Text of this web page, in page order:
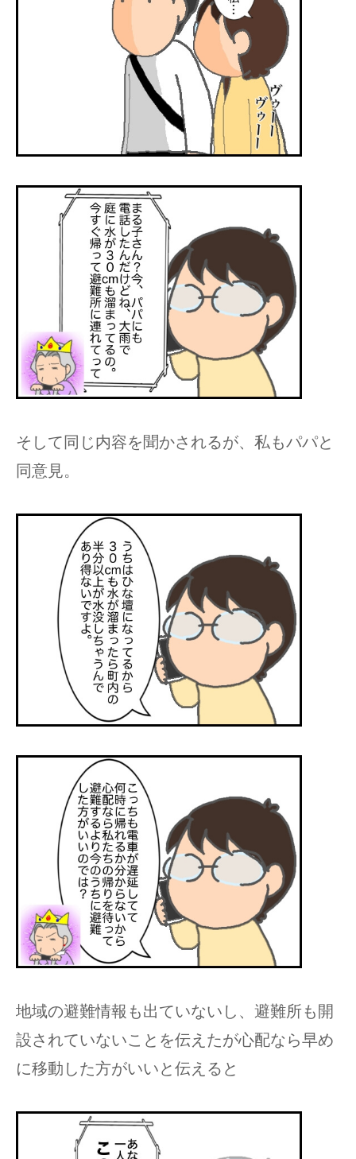
そして同じ内容を聞かされるが、私もパパと
同意見。
地域の避難情報も出ていないし、避難所も開
設されていないことを伝えたが心配なら早め
に移動した方がいいと伝えると